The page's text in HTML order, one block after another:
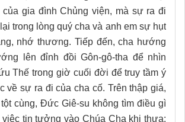
của gia đình Chủng viện, mà sự ra đi
trong lòng quý cha và anh em sự hụt
nhớ thương. Tiếp đến, cha hướng
lên đỉnh đồi Gôn-gô-tha để nhìn
Thế trong giờ cuối đời để truy tầm ý
về sự ra đi của cha cố. Trên thập giá,
cùng, Đức Giê-su không tìm điều gì
việc tin tưởng vào Chúa Cha khi thưa: